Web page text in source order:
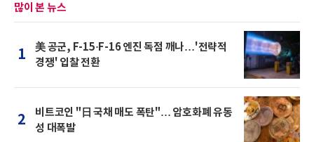
많이 본 뉴스
1
美 공군, F-15·F-16 엔진 독점 깨나…'전략적
경쟁' 입찰 전환
2
비트코인 "日 국채 매도 폭탄"… 암호화폐 유동
성 대폭발